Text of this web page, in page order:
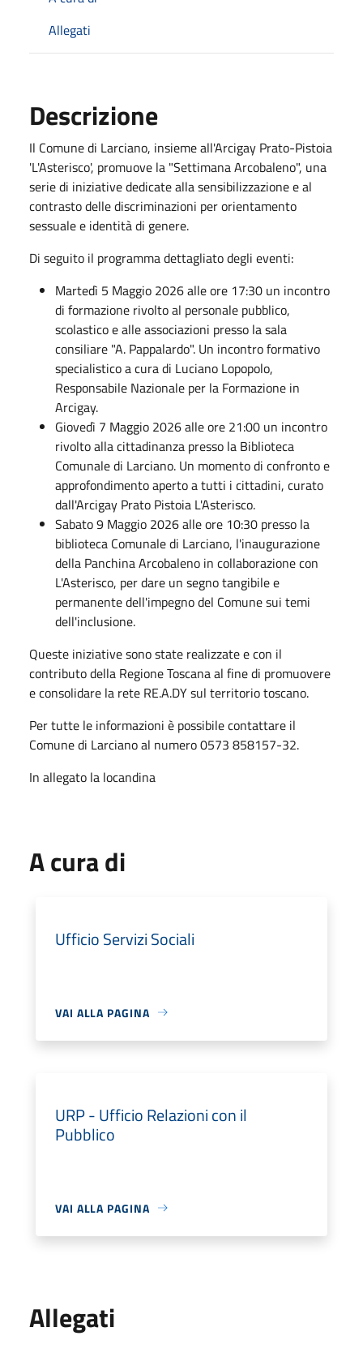
Allegati
Descrizione
Il Comune di Larciano, insieme all'Arcigay Prato-Pistoia
'L'Asterisco', promuove la "Settimana Arcobaleno", una
serie di iniziative dedicate alla sensibilizzazione e al
contrasto delle discriminazioni per orientamento
sessuale e identità di genere.
Di seguito il programma dettagliato degli eventi:
Martedì 5 Maggio 2026 alle ore 17:30 un incontro
di formazione rivolto al personale pubblico,
scolastico e alle associazioni presso la sala
consiliare "A. Pappalardo". Un incontro formativo
specialistico a cura di Luciano Lopopolo,
Responsabile Nazionale per la Formazione in
Arcigay.
Giovedì 7 Maggio 2026 alle ore 21:00 un incontro
rivolto alla cittadinanza presso la Biblioteca
Comunale di Larciano. Un momento di confronto e
approfondimento aperto a tutti i cittadini, curato
dall'Arcigay Prato Pistoia L'Asterisco.
Sabato 9 Maggio 2026 alle ore 10:30 presso la
biblioteca Comunale di Larciano, l'inaugurazione
della Panchina Arcobaleno in collaborazione con
L'Asterisco, per dare un segno tangibile e
permanente dell'impegno del Comune sui temi
dell'inclusione.
Queste iniziative sono state realizzate e con il
contributo della Regione Toscana al fine di promuovere
e consolidare la rete RE.A.DY sul territorio toscano.
Per tutte le informazioni è possibile contattare il
Comune di Larciano al numero 0573 858157-32.
In allegato la locandina
A cura di
Ufficio Servizi Sociali
VAI ALLA PAGINA
URP - Ufficio Relazioni con il
Pubblico
VAI ALLA PAGINA
Allegati